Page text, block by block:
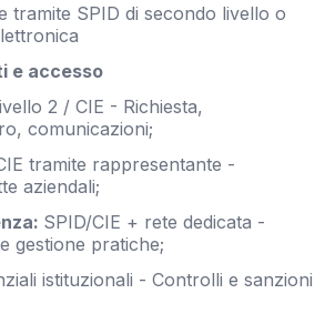
tramite SPID di secondo livello o
e accesso
2 / CIE - Richiesta,
comunicazioni;
tramite rappresentante -
aziendali;
SPID/CIE + rete dedicata -
gestione pratiche;
istituzionali - Controlli e sanzioni